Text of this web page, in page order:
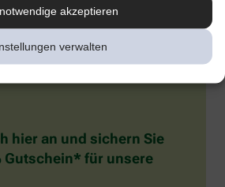
akzeptieren
verwalten
konsultieren.
hier an und sichern Sie
Gutschein* für unsere